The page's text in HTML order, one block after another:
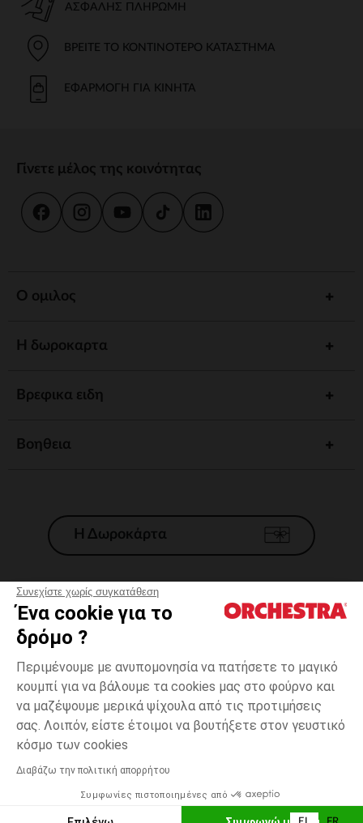
Συνεχίστε χωρίς συγκατάθεση
Ένα cookie για το
δρόμο ?
Περιμένουμε με ανυπομονησία να πατήσετε το μαγικό
κουμπί για να βάλουμε τα cookies μας στο φούρνο και
να μαζέψουμε μερικά ψίχουλα από τις προτιμήσεις
σας. Λοιπόν, είστε έτοιμοι να βουτήξετε στον γευστικό
κόσμο των cookies
Διαβάζω την πολιτική απορρήτου
Συμφωνίες πιστοποιημένες από
Μπλε
2
Δυνατότητα πληρωμής με
ΠΡΟΣΘΉΚΗ ΣΤΟ ΚΑΛΆΘΙ
ΑΣΦΑΛΉΣ ΠΛΗΡΩΜΉ
ΒΡΕΊΤΕ ΤΟ ΚΟΝΤΙΝΌΤΕΡΟ ΚΑΤΆΣΤΗΜΑ
ΕΦΑΡΜΟΓΉ ΓΙΑ ΚΙΝΗΤΆ
Γίνετε μέλος της κοινότητας
Ο ομιλος
Η δωροκαρτα
Βρεφικα ειδη
Βοηθεια
Η Δωροκάρτα
Γενικοί 'Οροι Πώλησης
*Εμπορικες προσφορες
Προσωπικά δεδομένα
Διαχείρηση των cookies
Προσβασιμότητα: μη συμμορφούμενη
H Orchestra συμμετέχει στον κωδικά δεοντολογίας και στο σύστημα
μεσολάβησης της Γαλλικής Ομοσπονδίας Ηλεκτρονικού Εμπορίου.